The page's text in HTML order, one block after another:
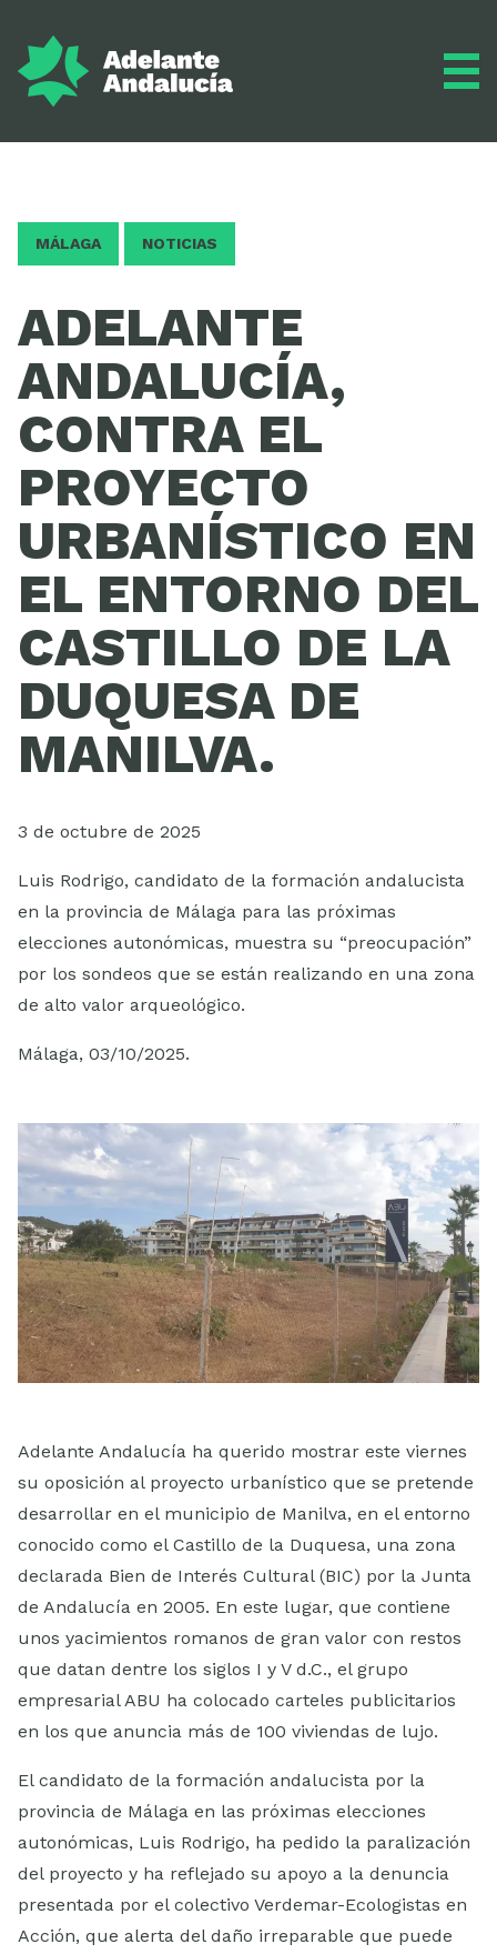
MÁLAGA NOTICIAS
ADELANTE
ANDALUCÍA,
CONTRA EL
PROYECTO
URBANÍSTICO EN
EL ENTORNO DEL
CASTILLO DE LA
DUQUESA DE
MANILVA.
3 de octubre de 2025
Luis Rodrigo, candidato de la formación andalucista
en la provincia de Málaga para las próximas
elecciones autonómicas, muestra su “preocupación”
por los sondeos que se están realizando en una zona
de alto valor arqueológico.
Málaga, 03/10/2025.
Adelante Andalucía ha querido mostrar este viernes
su oposición al proyecto urbanístico que se pretende
desarrollar en el municipio de Manilva, en el entorno
conocido como el Castillo de la Duquesa, una zona
declarada Bien de Interés Cultural (BIC) por la Junta
de Andalucía en 2005. En este lugar, que contiene
unos yacimientos romanos de gran valor con restos
que datan dentre los siglos I y V d.C., el grupo
empresarial ABU ha colocado carteles publicitarios
en los que anuncia más de 100 viviendas de lujo.
El candidato de la formación andalucista por la
provincia de Málaga en las próximas elecciones
autonómicas, Luis Rodrigo, ha pedido la paralización
del proyecto y ha reflejado su apoyo a la denuncia
presentada por el colectivo Verdemar-Ecologistas en
Acción, que alerta del daño irreparable que puede